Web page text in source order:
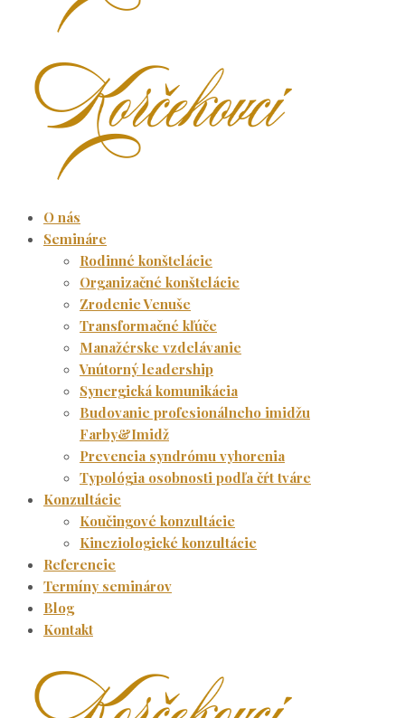
O nás
Semináre
Rodinné konštelácie
Organizačné konštelácie
Zrodenie Venuše
Transformačné kľúče
Manažérske vzdelávanie
Vnútorný leadership
Synergická komunikácia
Budovanie profesionálneho imidžu
Farby&Imidž
Prevencia syndrómu vyhorenia
Typológia osobnosti podľa čŕt tváre
Konzultácie
Koučingové konzultácie
Kineziologické konzultácie
Referencie
Termíny seminárov
Blog
Kontakt